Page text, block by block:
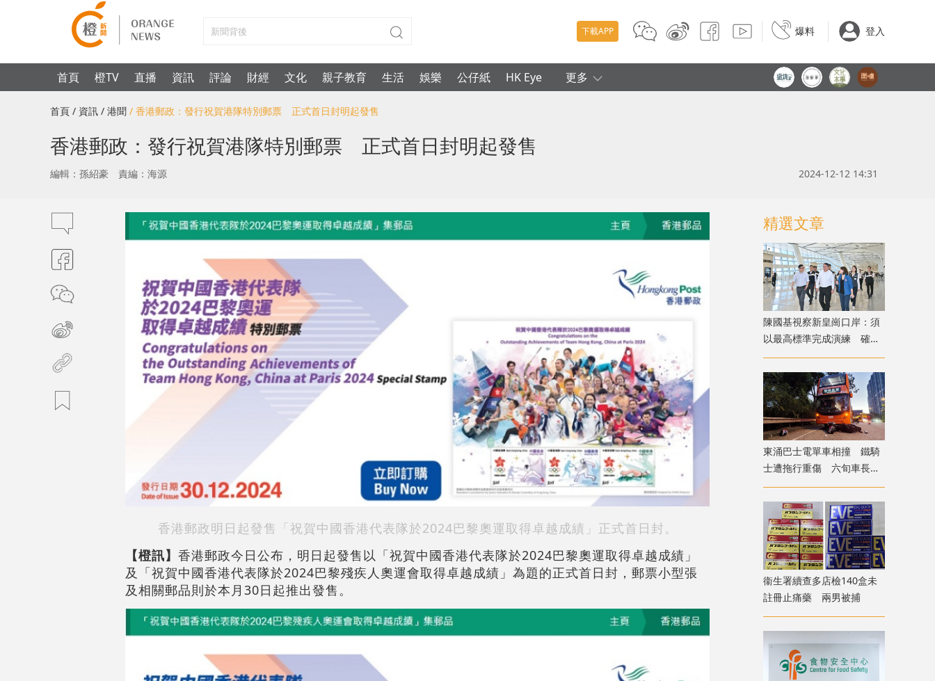
下載APP 爆料 登入
首頁 橙TV 直播 資訊 評論 財經 文化 親子教育 生活 娛樂 公仔紙 HK Eye 更多
首頁 / 資訊 / 港聞 / 香港郵政：發行祝賀港隊特別郵票 正式首日封明起發售
香港郵政：發行祝賀港隊特別郵票 正式首日封明起發售
編輯：孫紹豪 責編：海源 2024-12-12 14:31
香港郵政明日起發售「祝賀中國香港代表隊於2024巴黎奧運取得卓越成績」正式首日封。
【橙訊】 香港郵政今日公布，明日起發售以「祝賀中國香港代表隊於2024巴黎奧運取得卓越成績」
及「祝賀中國香港代表隊於2024巴黎殘疾人奧運會取得卓越成績」為題的正式首日封，郵票小型張
及相關郵品則於本月30日起推出發售。
精選文章
陳國基視察新皇崗口岸：須
以最高標準完成演練 確保
通關萬無一失
東涌巴士電單車相撞 鐵騎
士遭拖行重傷 六旬車長涉
危駕被捕
衞生署續查多店檢140盒未
註冊止痛藥 兩男被捕